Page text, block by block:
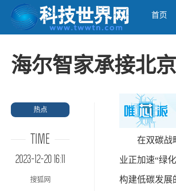
首页
海尔智家承接北
热点
TIME
2023-12-20 16:11
搜狐网
在双碳战略
业正加速“绿
构建低碳发展